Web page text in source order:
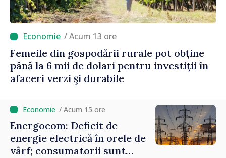
/ Acum 13 ore
Femeile din gospodării rurale pot obține
până la 6 mii de dolari pentru investiții în
afaceri verzi şi durabile
/ Acum 15 ore
Energocom: Deficit de
energie electrică în orele de
vârf; consumatorii sunt